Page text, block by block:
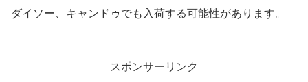
ダイソー、キャンドゥでも入荷する可能性があります。
スポンサーリンク